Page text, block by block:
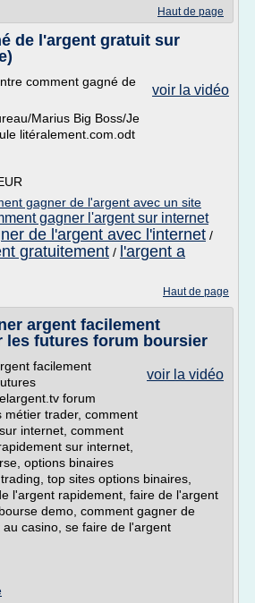
Haut de page
de l'argent gratuit sur
voir la vidéo
comment gagné de
Marius Big Boss/Je
litéralement.com.odt
gagner de l'argent avec un site
gagner l'argent sur internet
de l'argent avec l'internet /
gratuitement / l'argent a
Haut de page
argent facilement
les futures forum boursier
voir la vidéo
facilement
forum
métier trader, comment
internet, comment
sur internet,
options binaires
top sites options binaires,
l'argent rapidement, faire de l'argent
demo, comment gagner de
casino, se faire de l'argent